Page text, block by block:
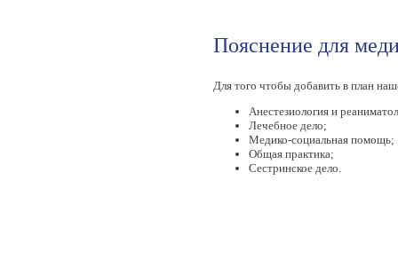
Пояснение для
Для того чтобы добавить в план
Анестезиология и
Лечебное дело;
Медико-социальная помощь;
Общая практика;
Сестринское дело.